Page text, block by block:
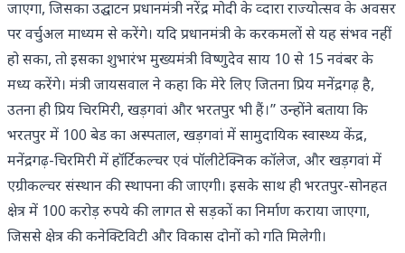
जाएगा, जिसका उद्घाटन प्रधानमंत्री नरेंद्र मोदी के व्दारा राज्योत्सव के अवसर
पर वर्चुअल माध्यम से करेंगे। यदि प्रधानमंत्री के करकमलों से यह संभव नहीं
हो सका, तो इसका शुभारंभ मुख्यमंत्री विष्णुदेव साय 10 से 15 नवंबर के
मध्य करेंगे। मंत्री जायसवाल ने कहा कि मेरे लिए जितना प्रिय मनेंद्रगढ़ है,
उतना ही प्रिय चिरमिरी, खड़गवां और भरतपुर भी हैं।” उन्होंने बताया कि
भरतपुर में 100 बेड का अस्पताल, खड़गवां में सामुदायिक स्वास्थ्य केंद्र,
मनेंद्रगढ़-चिरमिरी में हॉर्टिकल्चर एवं पॉलीटेक्निक कॉलेज, और खड़गवां में
एग्रीकल्चर संस्थान की स्थापना की जाएगी। इसके साथ ही भरतपुर-सोनहत
क्षेत्र में 100 करोड़ रुपये की लागत से सड़कों का निर्माण कराया जाएगा,
जिससे क्षेत्र की कनेक्टिविटी और विकास दोनों को गति मिलेगी।